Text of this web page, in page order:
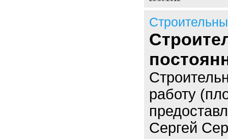
работу
Сергей